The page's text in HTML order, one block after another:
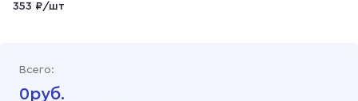
353 ₽/шт
Всего:
0руб.